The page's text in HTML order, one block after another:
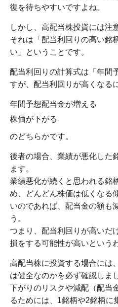
復を待ちやすいですよね。
しかし、高配当株投資には注
それは「配当利回りの高い銘
い」ということです。
配当利回りの計算式は「年間
すが、配当利回りが高くなる
年間予想配当金が増える
株価が下がる
のどちらかです。
後者の場合、業績が悪化した
ます。
業績悪化が続くと思われる銘
め、どんどん株価は低くなる
いのであれば、配当金の額も
う。
つまり、配当利回りが高いだ
損をする可能性が高いという
高配当株に投資する場合には
は健全なのかを必ず確認しま
下がりのリスクや減配（配当
るためには、1銘柄や2銘柄に